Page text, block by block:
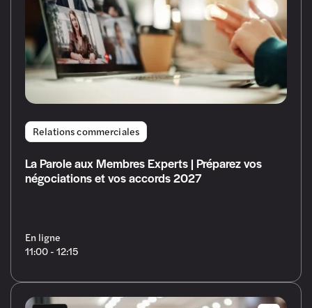
Relations commerciales
La Parole aux Membres Experts | Préparez vos
négociations et vos accords 2027
En ligne
11:00 - 12:15